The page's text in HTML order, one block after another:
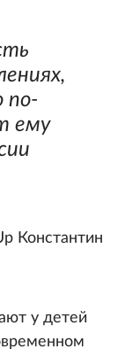
по-
ему
Константин
у детей